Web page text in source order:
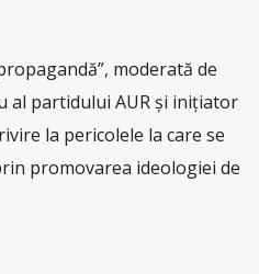
moderată de
al partidului AUR și inițiator
la pericolele la care se
promovarea ideologiei de